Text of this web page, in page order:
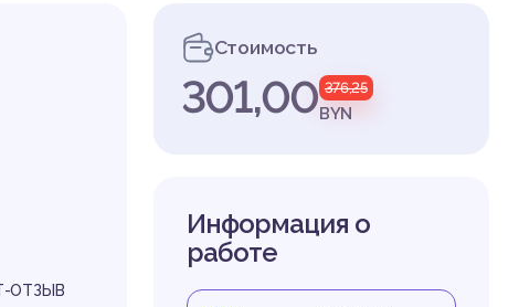
ОТЗЫВ
Стоимость
301,00 376,25
BYN
Информация о
работе